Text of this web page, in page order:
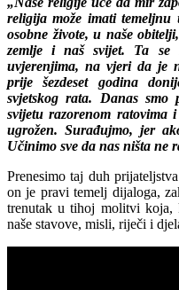
religija može imati
osobne živote, u naše
zemlje i naš svijet. Ta se
uvjerenjima, na vjeri da je
prije šezdeset godina
svjetskog rata. Danas
svijetu razorenom
ugrožen. Surađujmo, jer
Učinimo sve da nas ništa ne
Prenesimo taj duh
on je pravi temelj dijaloga,
trenutak u tihoj molitvi koja,
naše stavove, misli, riječi i